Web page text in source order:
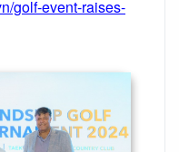
golf-event-raises-